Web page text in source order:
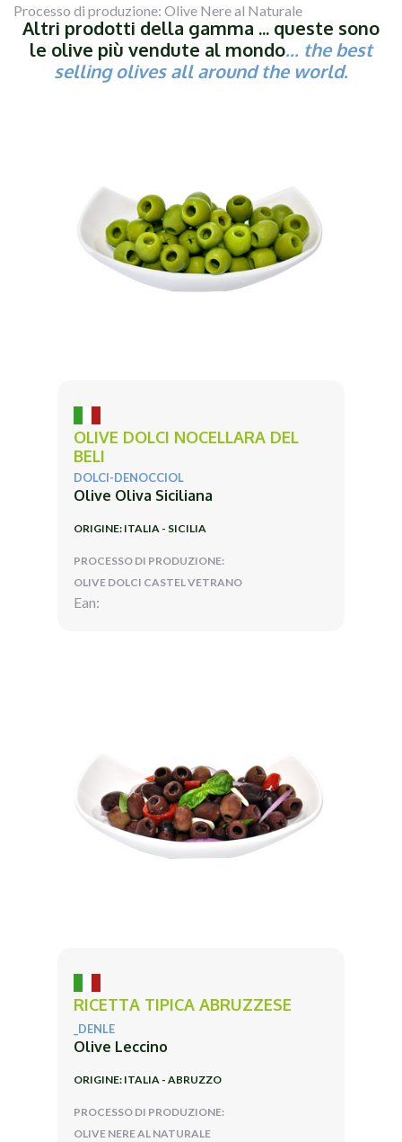
Processo di produzione: Olive Nere al Naturale
Altri prodotti della gamma ... queste sono
le olive più vendute al mondo... the best
selling olives all around the world.
OLIVE DOLCI NOCELLARA DEL
BELI
DOLCI-DENOCCIOL
Olive Oliva Siciliana
ORIGINE: ITALIA - SICILIA
PROCESSO DI PRODUZIONE:
OLIVE DOLCI CASTEL VETRANO
Ean:
RICETTA TIPICA ABRUZZESE
_DENLE
Olive Leccino
ORIGINE: ITALIA - ABRUZZO
PROCESSO DI PRODUZIONE:
OLIVE NERE AL NATURALE